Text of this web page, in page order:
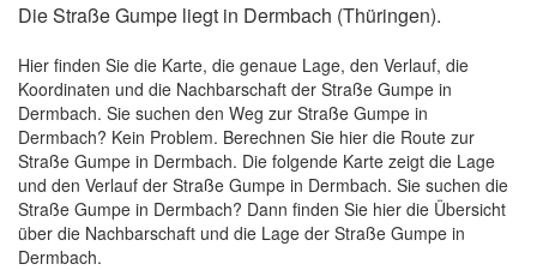
Die Straße Gumpe liegt in Dermbach (Thüringen).
Hier finden Sie die Karte, die genaue Lage, den Verlauf, die
Koordinaten und die Nachbarschaft der Straße Gumpe in
Dermbach. Sie suchen den Weg zur Straße Gumpe in
Dermbach? Kein Problem. Berechnen Sie hier die Route zur
Straße Gumpe in Dermbach. Die folgende Karte zeigt die Lage
und den Verlauf der Straße Gumpe in Dermbach. Sie suchen die
Straße Gumpe in Dermbach? Dann finden Sie hier die Übersicht
über die Nachbarschaft und die Lage der Straße Gumpe in
Dermbach.